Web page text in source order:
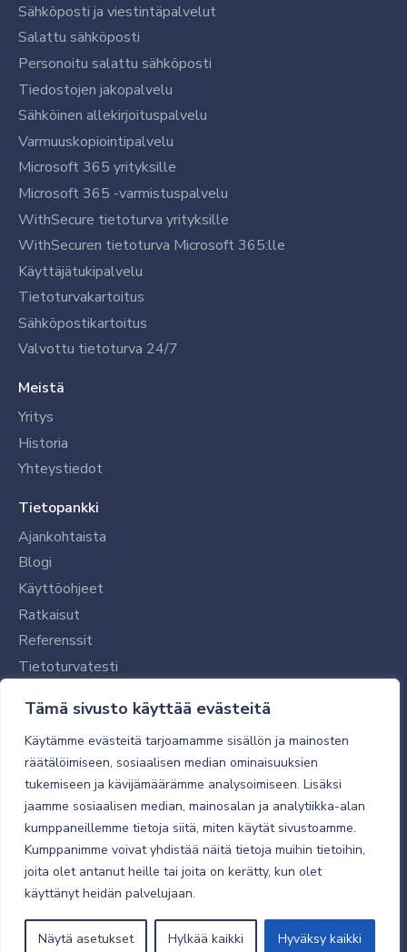
Tämä sivusto käyttää evästeitä
Käytämme evästeitä tarjoamamme sisällön ja mainosten
räätälöimiseen, sosiaalisen median ominaisuuksien
tukemiseen ja kävijämäärämme analysoimiseen. Lisäksi
jaamme sosiaalisen median, mainosalan ja analytiikka-alan
kumppaneillemme tietoja siitä, miten käytät sivustoamme.
Kumppanimme voivat yhdistää näitä tietoja muihin tietoihin,
joita olet antanut heille tai joita on kerätty, kun olet
käyttänyt heidän palvelujaan.
Näytä asetukset Hylkää kaikki Hyväksy kaikki
Sähköposti ja viestintäpalvelut
Salattu sähköposti
Personoitu salattu sähköposti
Tiedostojen jakopalvelu
Sähköinen allekirjoituspalvelu
Varmuuskopiointipalvelu
Microsoft 365 yrityksille
Microsoft 365 -varmistuspalvelu
WithSecure tietoturva yrityksille
WithSecuren tietoturva Microsoft 365:lle
Käyttäjätukipalvelu
Tietoturvakartoitus
Sähköpostikartoitus
Valvottu tietoturva 24/7
Meistä
Yritys
Historia
Yhteystiedot
Tietopankki
Ajankohtaista
Blogi
Käyttöohjeet
Ratkaisut
Referenssit
Tietoturvatesti
Tilaajalle
Toimitustavat ja -kulut
Verkkokaupan yleiset ehdot
Toimitusehdot
Tietosuojaseloste
Tietoturva
© 2026 Micro Magic